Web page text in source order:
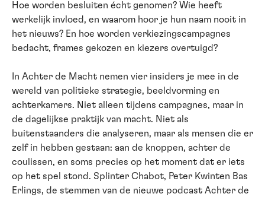
Hoe worden besluiten écht genomen? Wie heeft
werkelijk invloed, en waarom hoor je hun naam nooit in
het nieuws? En hoe worden verkiezingscampagnes
bedacht, frames gekozen en kiezers overtuigd?
In Achter de Macht nemen vier insiders je mee in de
wereld van politieke strategie, beeldvorming en
achterkamers. Niet alleen tijdens campagnes, maar in
de dagelijkse praktijk van macht. Niet als
buitenstaanders die analyseren, maar als mensen die er
zelf in hebben gestaan: aan de knoppen, achter de
coulissen, en soms precies op het moment dat er iets
op het spel stond. Splinter Chabot, Peter Kwinten Bas
Erlings, de stemmen van de nieuwe podcast Achter de